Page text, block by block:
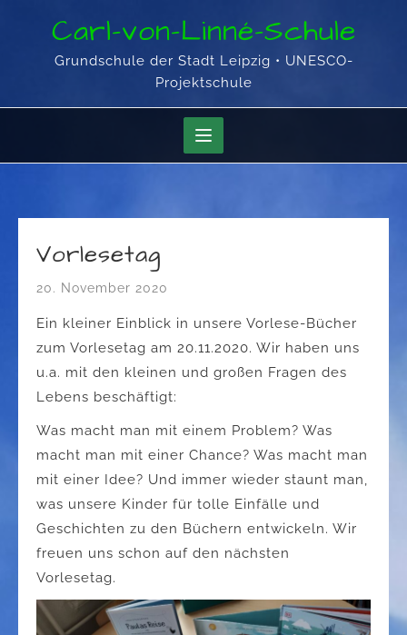
Carl-von-Linné-Schule
Grundschule der Stadt Leipzig • UNESCO-
Projektschule
Vorlesetag
20. November 2020
Ein kleiner Einblick in unsere Vorlese-Bücher
zum Vorlesetag am 20.11.2020. Wir haben uns
u.a. mit den kleinen und großen Fragen des
Lebens beschäftigt:
Was macht man mit einem Problem? Was
macht man mit einer Chance? Was macht man
mit einer Idee? Und immer wieder staunt man,
was unsere Kinder für tolle Einfälle und
Geschichten zu den Büchern entwickeln. Wir
freuen uns schon auf den nächsten
Vorlesetag.